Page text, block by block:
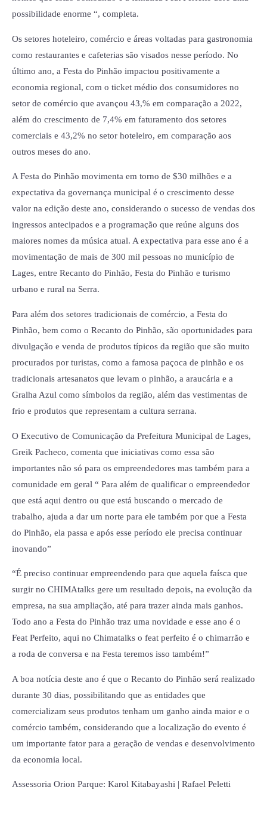
possibilidade enorme “, completa.
Os setores hoteleiro, comércio e áreas voltadas para gastronomia
como restaurantes e cafeterias são visados nesse período. No
último ano, a Festa do Pinhão impactou positivamente a
economia regional, com o ticket médio dos consumidores no
setor de comércio que avançou 43,% em comparação a 2022,
além do crescimento de 7,4% em faturamento dos setores
comerciais e 43,2% no setor hoteleiro, em comparação aos
outros meses do ano.
A Festa do Pinhão movimenta em torno de $30 milhões e a
expectativa da governança municipal é o crescimento desse
valor na edição deste ano, considerando o sucesso de vendas dos
ingressos antecipados e a programação que reúne alguns dos
maiores nomes da música atual. A expectativa para esse ano é a
movimentação de mais de 300 mil pessoas no município de
Lages, entre Recanto do Pinhão, Festa do Pinhão e turismo
urbano e rural na Serra.
Para além dos setores tradicionais de comércio, a Festa do
Pinhão, bem como o Recanto do Pinhão, são oportunidades para
divulgação e venda de produtos típicos da região que são muito
procurados por turistas, como a famosa paçoca de pinhão e os
tradicionais artesanatos que levam o pinhão, a araucária e a
Gralha Azul como símbolos da região, além das vestimentas de
frio e produtos que representam a cultura serrana.
O Executivo de Comunicação da Prefeitura Municipal de Lages,
Greik Pacheco, comenta que iniciativas como essa são
importantes não só para os empreendedores mas também para a
comunidade em geral “ Para além de qualificar o empreendedor
que está aqui dentro ou que está buscando o mercado de
trabalho, ajuda a dar um norte para ele também por que a Festa
do Pinhão, ela passa e após esse período ele precisa continuar
inovando”
“É preciso continuar empreendendo para que aquela faísca que
surgir no CHIMAtalks gere um resultado depois, na evolução da
empresa, na sua ampliação, até para trazer ainda mais ganhos.
Todo ano a Festa do Pinhão traz uma novidade e esse ano é o
Feat Perfeito, aqui no Chimatalks o feat perfeito é o chimarrão e
a roda de conversa e na Festa teremos isso também!”
A boa notícia deste ano é que o Recanto do Pinhão será realizado
durante 30 dias, possibilitando que as entidades que
comercializam seus produtos tenham um ganho ainda maior e o
comércio também, considerando que a localização do evento é
um importante fator para a geração de vendas e desenvolvimento
da economia local.
Assessoria Orion Parque: Karol Kitabayashi | Rafael Peletti